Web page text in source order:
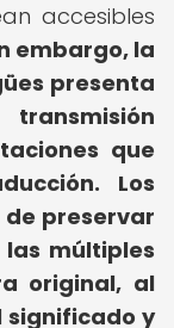
accesibles
embargo, la
presenta
que
Los
preservar
múltiples
original, al
significado y